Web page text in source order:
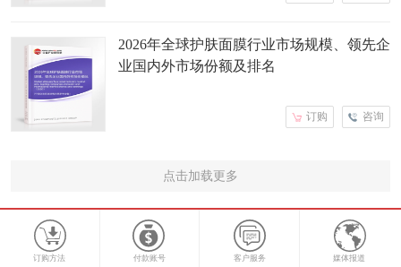
2026年全球护肤面膜行业市场规模、领先企
业国内外市场份额及排名
咨询
订购
点击加载更多
订购方法 付款账号 客户服务 媒体报道